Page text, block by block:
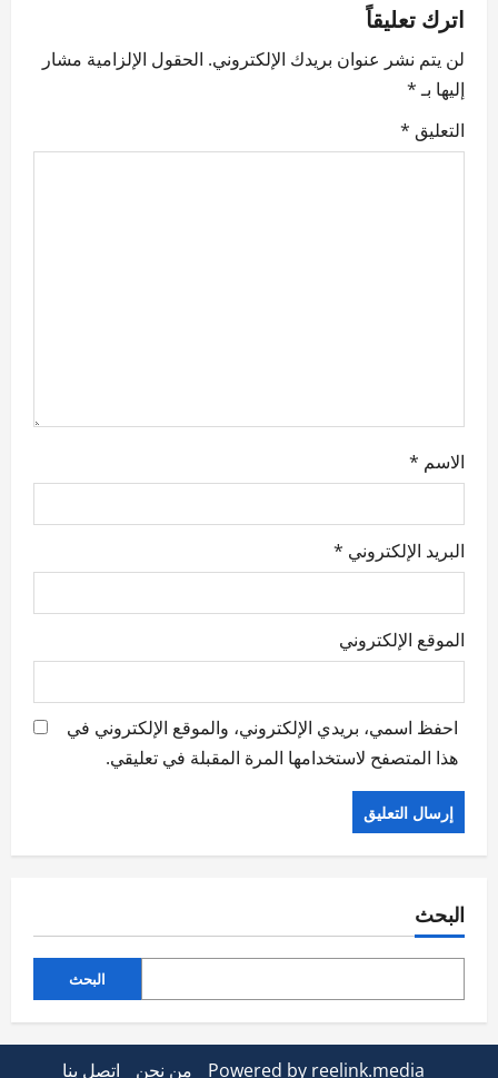
v
i
g
a
اترك تعليقاً
لن يتم نشر عنوان بريدك الإلكتروني. الحقول الإلزامية مشار
إليها بـ*
التعليق *
الاسم *
البريد الإلكتروني *
الموقع الإلكتروني
احفظ اسمي، بريدي الإلكتروني، والموقع الإلكتروني في
هذا المتصفح لاستخدامها المرة المقبلة في تعليقي.
البحث
البحث
Powered by reelink.media من نحن اتصل بنا